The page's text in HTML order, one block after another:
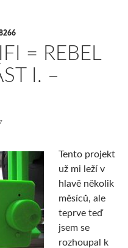
= REBEL
I. –
Tento projekt
už mi leží v
hlavě několik
měsíců, ale
teprve teď
jsem se
rozhoupal k